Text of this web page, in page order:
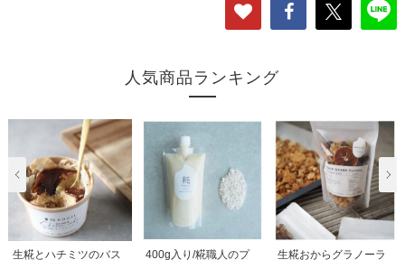
人気商品ランキング
生糀とハチミツのバス
400g入り/糀職人のプ
生糀おからグラノーラ